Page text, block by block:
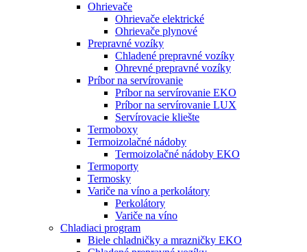
Ohrievače
Ohrievače elektrické
Ohrievače plynové
Prepravné vozíky
Chladené prepravné vozíky
Ohrevné prepravné vozíky
Príbor na servírovanie
Príbor na servírovanie EKO
Príbor na servírovanie LUX
Servírovacie kliešte
Termoboxy
Termoizolačné nádoby
Termoizolačné nádoby EKO
Termoporty
Termosky
Variče na víno a perkolátory
Perkolátory
Variče na víno
Chladiaci program
Biele chladničky a mrazničky EKO